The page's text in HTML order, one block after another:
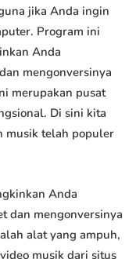
jika Anda ingin
Program ini
Anda
mengonversinya
merupakan pusat
Di sini kita
musik telah populer
Anda
dan mengonversinya
alat yang ampuh,
musik dari situs